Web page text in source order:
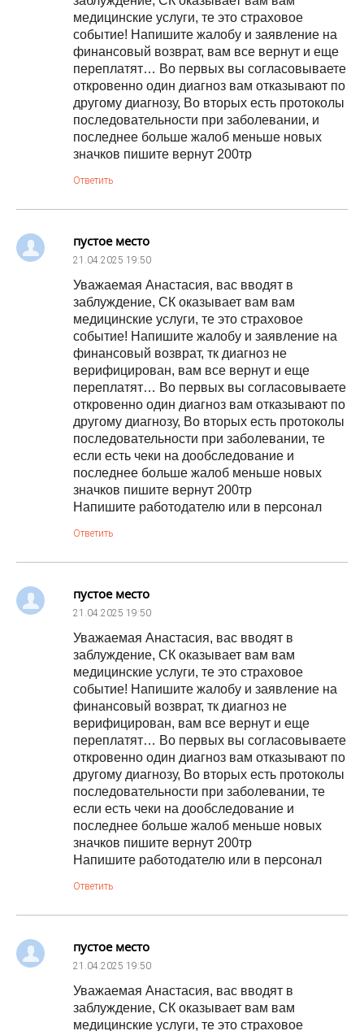
медицинские услуги, те это страховое
событие! Напишите жалобу и заявление на
финансовый возврат, вам все вернут и еще
переплатят… Во первых вы согласовываете
откровенно один диагноз вам отказывают по
другому диагнозу, Во вторых есть протоколы
последовательности при заболевании, и
последнее больше жалоб меньше новых
значков пишите вернут 200тр
Ответить
пустое место
21.04.2025 19:50
Уважаемая Анастасия, вас вводят в
заблуждение, СК оказывает вам вам
медицинские услуги, те это страховое
событие! Напишите жалобу и заявление на
финансовый возврат, тк диагноз не
верифицирован, вам все вернут и еще
переплатят… Во первых вы согласовываете
откровенно один диагноз вам отказывают по
другому диагнозу, Во вторых есть протоколы
последовательности при заболевании, те
если есть чеки на дообследование и
последнее больше жалоб меньше новых
значков пишите вернут 200тр
Напишите работодателю или в персонал
Ответить
пустое место
21.04.2025 19:50
Уважаемая Анастасия, вас вводят в
заблуждение, СК оказывает вам вам
медицинские услуги, те это страховое
событие! Напишите жалобу и заявление на
финансовый возврат, тк диагноз не
верифицирован, вам все вернут и еще
переплатят… Во первых вы согласовываете
откровенно один диагноз вам отказывают по
другому диагнозу, Во вторых есть протоколы
последовательности при заболевании, те
если есть чеки на дообследование и
последнее больше жалоб меньше новых
значков пишите вернут 200тр
Напишите работодателю или в персонал
Ответить
пустое место
21.04.2025 19:50
Уважаемая Анастасия, вас вводят в
заблуждение, СК оказывает вам вам
медицинские услуги, те это страховое